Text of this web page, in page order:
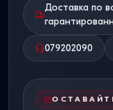
Доставка по
079202090